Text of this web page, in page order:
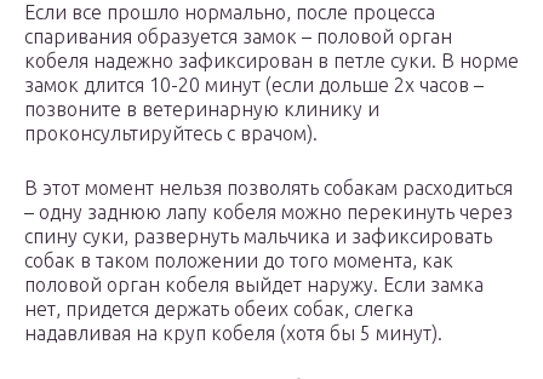
Если все прошло нормально, после процесса
спаривания образуется замок – половой орган
кобеля надежно зафиксирован в петле суки. В норме
замок длится 10-20 минут (если дольше 2х часов –
позвоните в ветеринарную клинику и
проконсультируйтесь с врачом).
В этот момент нельзя позволять собакам расходиться
– одну заднюю лапу кобеля можно перекинуть через
спину суки, развернуть мальчика и зафиксировать
собак в таком положении до того момента, как
половой орган кобеля выйдет наружу. Если замка
нет, придется держать обеих собак, слегка
надавливая на круп кобеля (хотя бы 5 минут).